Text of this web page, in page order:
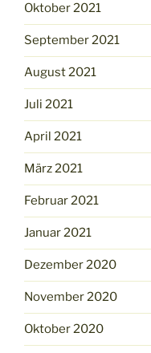
Oktober 2021
September 2021
August 2021
Juli 2021
April 2021
März 2021
Februar 2021
Januar 2021
Dezember 2020
November 2020
Oktober 2020